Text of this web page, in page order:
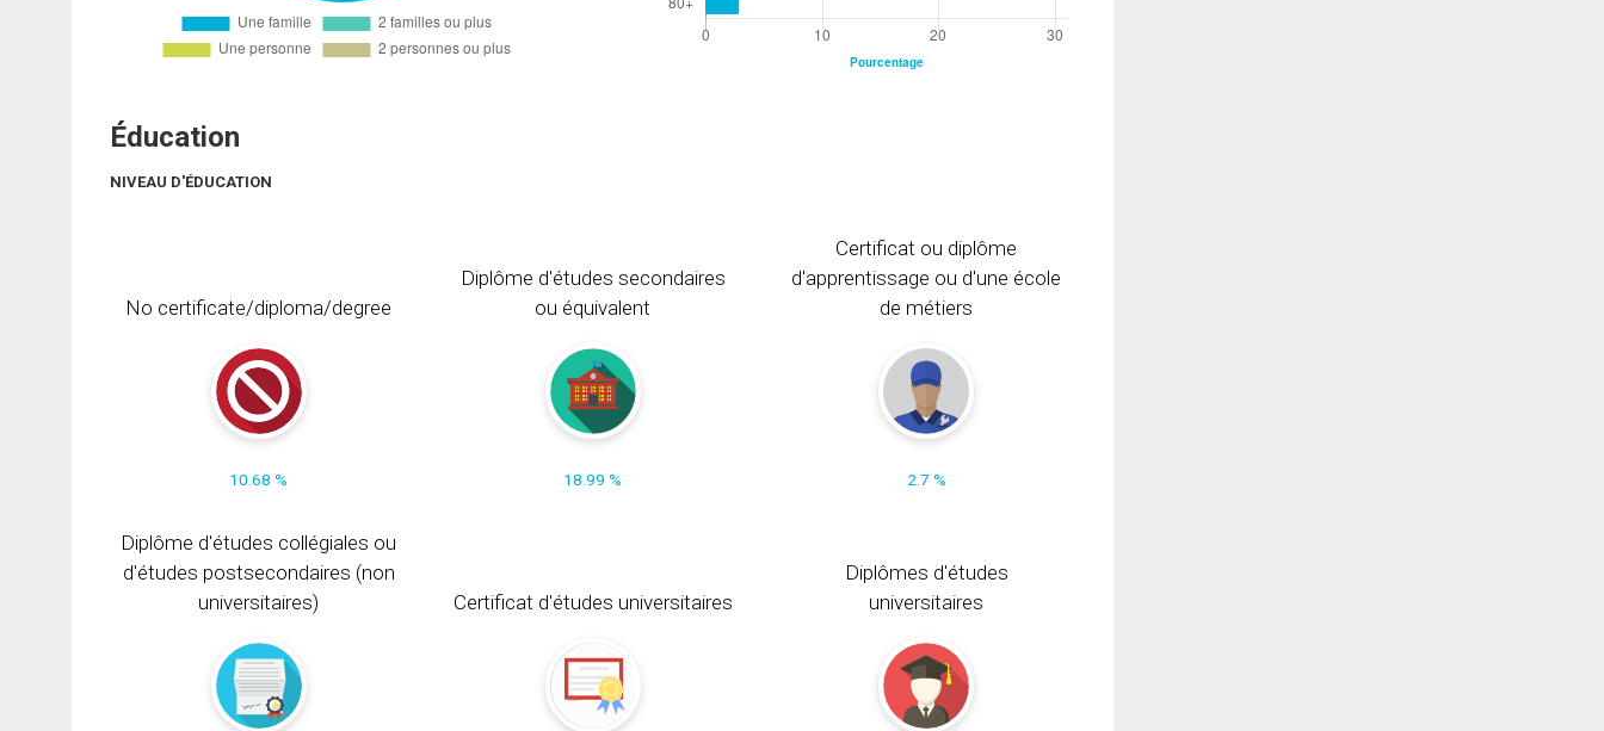
Éducation
NIVEAU D'ÉDUCATION
No certificate/diploma/degree
10.68 %
Diplôme d'études secondaires
ou équivalent
18.99 %
Certificat ou diplôme
d'apprentissage ou d'une école
de métiers
2.7 %
Diplôme d'études collégiales ou
d'études postsecondaires (non
universitaires)
Certificat d'études universitaires
Diplômes d'études
universitaires